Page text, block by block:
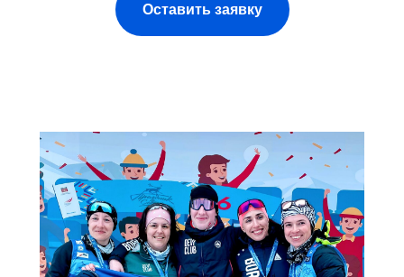
Оставить заявку